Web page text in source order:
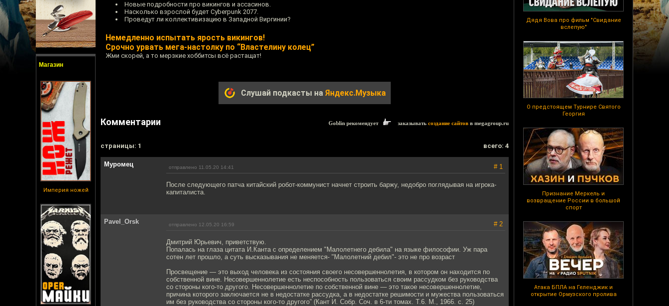
Магазин
Империя ножей
Дядя Вова про фильм "Свидание
вслепую"
О предстоящем Турнире Святого
Георгия
Признание Меркель и
возвращение России в большой
спорт
Атака БПЛА на Геленджик и
открытие Ормузского пролива
Новые подробности про викингов и ассасинов.
Насколько взрослой будет Cyberpunk 2077.
Проведут ли коллективизацию в Западной Виргинии?
Немедленно испытать ярость викингов!
Срочно урвать мега-настолку по “Властелину колец”
Жми скорей, а то мерзкие хоббитсы всё растащат!
Слушай подкасты на Яндекс.Музыка
Комментарии Goblin рекомендует заказывать создание сайтов в megagroup.ru
cтраницы: 1 всего: 4
Муромец отправлено 11.05.20 14:41 # 1
После следующего патча китайский робот-коммунист начнет строить баржу, недобро поглядывая на игрока-
капиталиста.
Pavel_Orsk отправлено 12.05.20 16:59 # 2
Дмитрий Юрьевич, приветствую.
Попалась на глаза цитата И.Канта с определением "Малолетнего дебила" на языке философии. Уж пара
сотен лет прошло, а суть высказывания не меняется- "Малолетний дебил"- это не про возраст
Просвещение — это выход человека из состояния своего несовершеннолетия, в котором он находится по
собственной вине. Несовершеннолетие есть неспособность пользоваться своим рассудком без руководства
со стороны кого-то другого. Несовершеннолетие по собственной вине — это такое несовершеннолетие,
причина которого заключается не в недостатке рассудка, а в недостатке решимости и мужества пользоваться
им без руководства со стороны кого-то другого” (Кант И. Собр. Соч. в 6-ти томах. Т.6. М., 1966. с. 25)